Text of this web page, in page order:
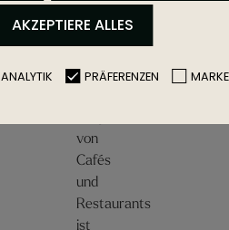
Das
des
von
Cafés
und
Restaurants
ist
AKZEPTIERE ALLES
ANALYTIK PRÄFERENZEN